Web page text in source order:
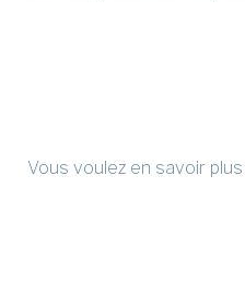
Vous voulez en savoir plus